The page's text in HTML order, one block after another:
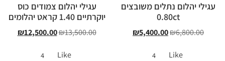
עגילי יהלום נתלים משובצים
0.80ct
₪6,800.00
₪5,400.00
Like
4
עגילי יהלום צמודים כוס
יוקרתיים 1.40 קראט יהלומים
₪13,500.00
₪12,500.00
Like
4